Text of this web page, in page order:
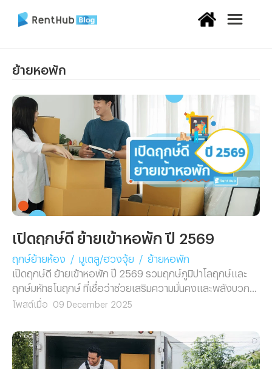
ย้ายหอพัก
เปิดฤกษ์ดี ย้ายเข้าหอพัก ปี 2569
ฤกษ์ย้ายห้อง / มูเตลู/ฮวงจุ้ย /
ย้ายหอพัก
เปิดฤกษ์ดี ย้ายเข้าหอพัก ปี 2569 รวมฤกษ์ภูมิปาโลฤกษ์และ
ฤกษ์มหัทธโนฤกษ์ ที่เชื่อว่าช่วยเสริมความมั่นคงและพลังบวกใน
การเริ่มต้นชีวิตใหม่ เหมาะสำหรับคนกำลังย้ายหอพักหรือย้ายที่
โพสต์เมื่อ 09 December 2025